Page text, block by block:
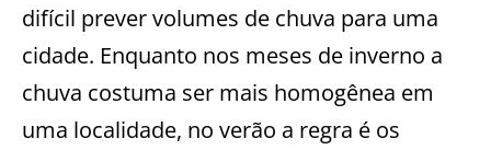
difícil prever volumes de chuva para uma
cidade. Enquanto nos meses de inverno a
chuva costuma ser mais homogênea em
uma localidade, no verão a regra é os